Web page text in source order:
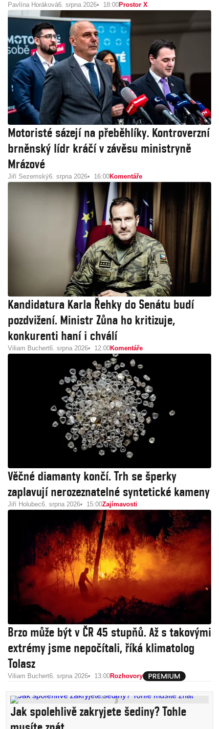
Pavlína Horáková6. srpna 2026 18:00Prostor X
Motoristé sázejí na přeběhlíky. Kontroverzní
brněnský lídr kráčí v závěsu ministryně
Mrázové
Jiří Sezemský6. srpna 2026 16:00Komentáře
Kandidatura Karla Řehky do Senátu budí
pozdvižení. Ministr Zůna ho kritizuje,
konkurenti haní i chválí
Viliam Buchert6. srpna 2026 12:00Komentáře
Věčné diamanty končí. Trh se šperky
zaplavují nerozeznatelné syntetické kameny
Jiří Holubec6. srpna 2026 15:00Zajímavosti
Brzo může být v ČR 45 stupňů. Až s takovými
extrémy jsme nepočítali, říká klimatolog
Tolasz
Viliam Buchert6. srpna 2026 13:00Rozhovory
Jak spolehlivě zakryjete šediny? Tohle